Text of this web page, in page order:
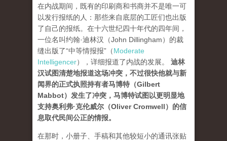
在内战期间，既有的印刷商和书商并不是唯一可
以发行报纸的人：那些来自底层的工匠们也出版
了自己的报纸。在十六世纪四十年代的四年间，
一位名叫约翰·迪林汉（John Dillingham）的裁
缝出版了“中等情报报”（Moderate
Intelligencer），详细报道了内战的发展。 迪林
汉试图清楚地报道这场冲突，不过很快他就与新
闻界的正式执照持有者马博特（Gilbert
Mabbot）发生了冲突，马博特试图以更明显地
支持奥利弗·克伦威尔（Oliver Cromwell）的信
息取代民间公正的情报。
在那时，小册子、手稿和其他较短小的通讯张贴